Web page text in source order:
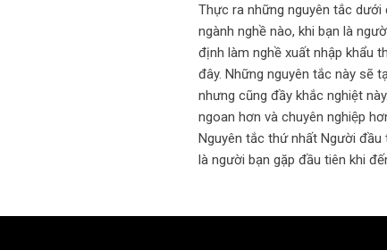
Thực ra những nguyên tắc dưới
ngành nghề nào, khi bạn là
định làm nghề xuất nhập khẩu
đây. Những nguyên tắc này sẽ
nhưng cũng đầy khắc nghiệt
ngoan hơn và chuyên nghiệp
Nguyên tắc thứ nhất Người đầu
là người bạn gặp đầu tiên khi